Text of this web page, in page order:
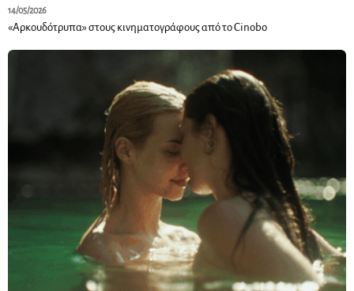
14/05/2026
«Αρκουδότρυπα» στους κινηματογράφους από το Cinobo